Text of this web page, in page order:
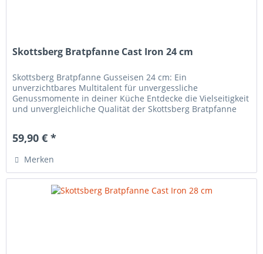
Skottsberg Bratpfanne Cast Iron 24 cm
Skottsberg Bratpfanne Gusseisen 24 cm: Ein
unverzichtbares Multitalent für unvergessliche
Genussmomente in deiner Küche Entdecke die Vielseitigkeit
und unvergleichliche Qualität der Skottsberg Bratpfanne
59,90 € *
Merken